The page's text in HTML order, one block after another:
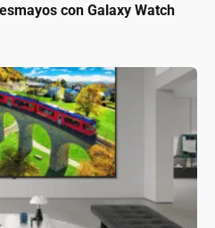
con Galaxy Watch